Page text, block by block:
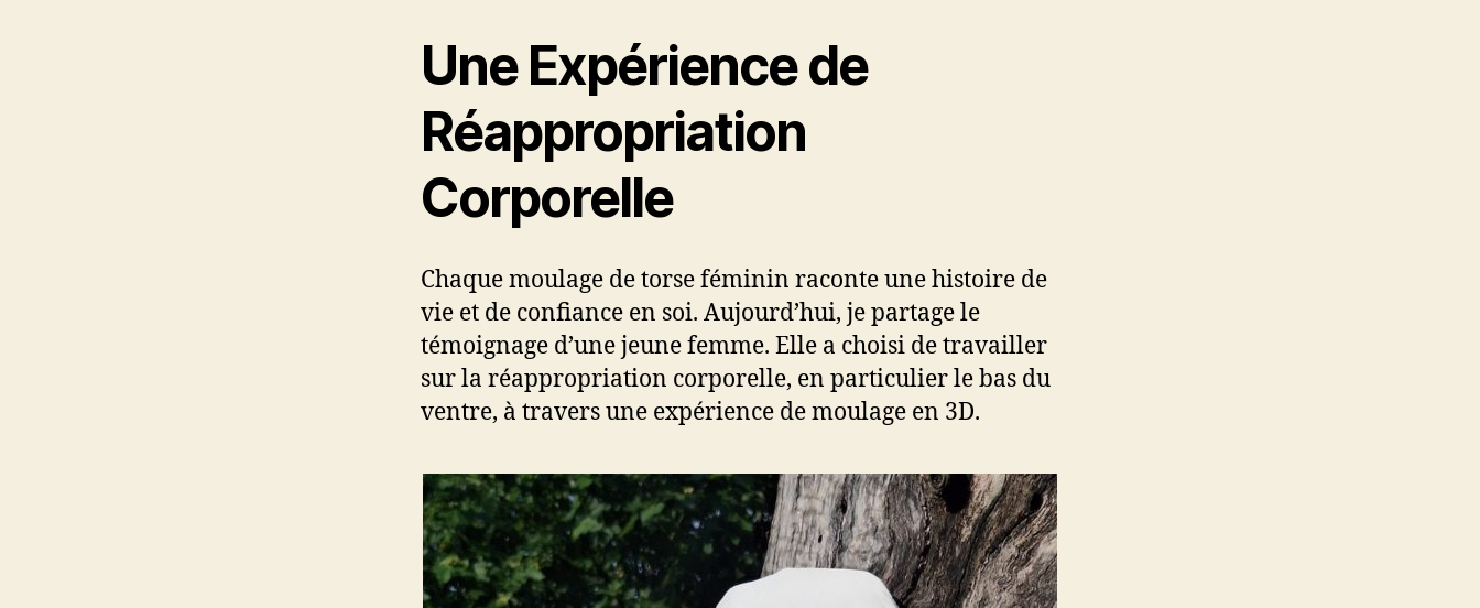
Une Expérience de
Réappropriation
Corporelle
Chaque moulage de torse féminin raconte une histoire de
vie et de confiance en soi. Aujourd’hui, je partage le
témoignage d’une jeune femme. Elle a choisi de travailler
sur la réappropriation corporelle, en particulier le bas du
ventre, à travers une expérience de moulage en 3D.